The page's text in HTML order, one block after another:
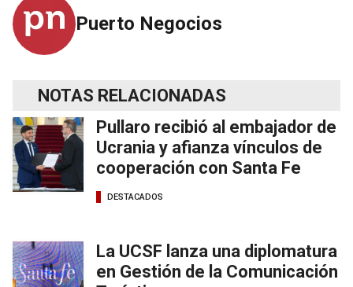
Puerto Negocios
NOTAS RELACIONADAS
Pullaro recibió al embajador de
Ucrania y afianza vínculos de
cooperación con Santa Fe
DESTACADOS
La UCSF lanza una diplomatura
en Gestión de la Comunicación